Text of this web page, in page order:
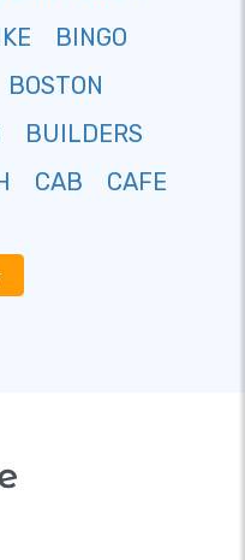
BINGO
BOSTON
BUILDERS
CAB
CAFE